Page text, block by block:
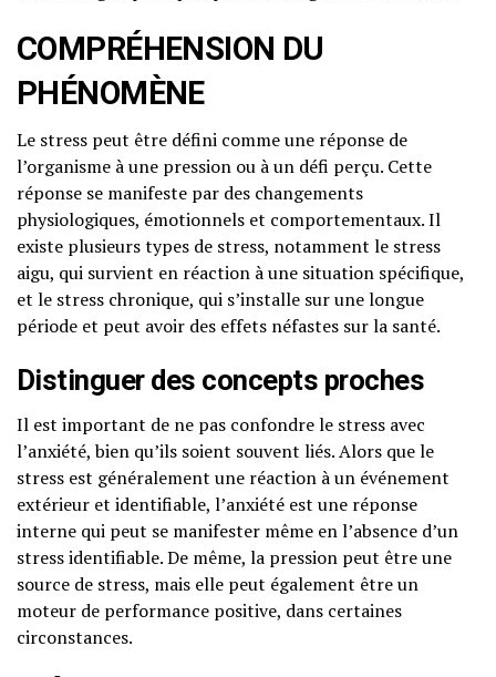
COMPRÉHENSION DU
PHÉNOMÈNE
Le stress peut être défini comme une réponse de
l’organisme à une pression ou à un défi perçu. Cette
réponse se manifeste par des changements
physiologiques, émotionnels et comportementaux. Il
existe plusieurs types de stress, notamment le stress
aigu, qui survient en réaction à une situation spécifique,
et le stress chronique, qui s’installe sur une longue
période et peut avoir des effets néfastes sur la santé.
Distinguer des concepts proches
Il est important de ne pas confondre le stress avec
l’anxiété, bien qu’ils soient souvent liés. Alors que le
stress est généralement une réaction à un événement
extérieur et identifiable, l’anxiété est une réponse
interne qui peut se manifester même en l’absence d’un
stress identifiable. De même, la pression peut être une
source de stress, mais elle peut également être un
moteur de performance positive, dans certaines
circonstances.